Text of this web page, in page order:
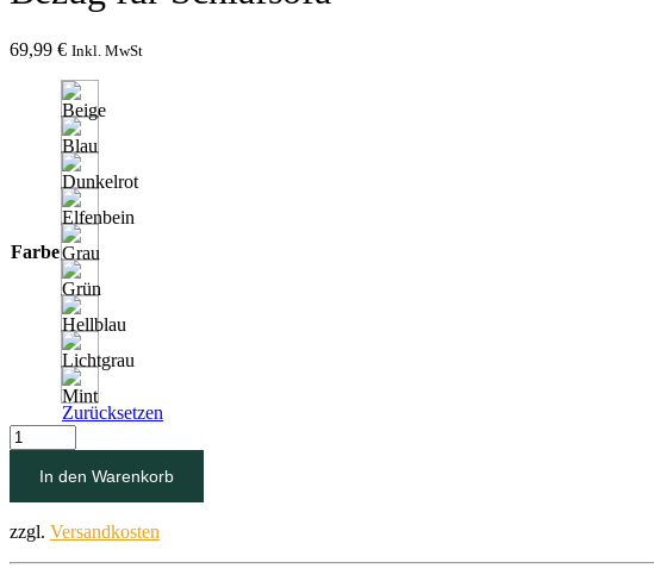
69,99 € Inkl. MwSt
Farbe
Zurücksetzen
Bezug
für
Schlafsofa
Menge
In den Warenkorb
zzgl. Versandkosten